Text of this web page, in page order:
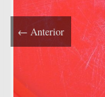
← Anterior